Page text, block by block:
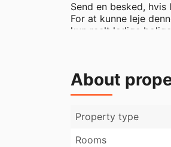
Send en besked,
For at kunne leje
kun reelt ledige
About
Property type
Rooms